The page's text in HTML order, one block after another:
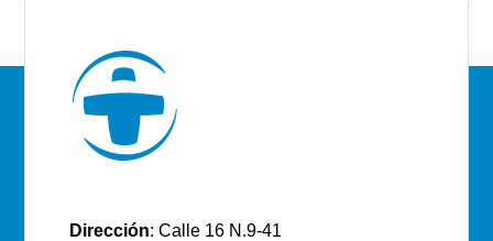
Dirección: Calle 16 N.9-41